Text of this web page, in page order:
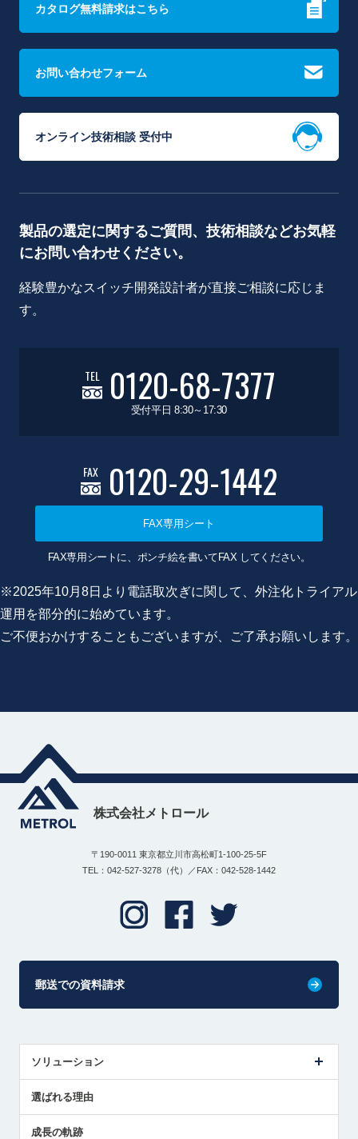
カタログ無料請求はこちら
お問い合わせフォーム
オンライン技術相談 受付中
製品の選定に関するご質問、技術相談などお気軽
にお問い合わせください。
経験豊かなスイッチ開発設計者が直接ご相談に応じま
す。
TEL 0120-68-7377
受付平日 8:30～17:30
FAX 0120-29-1442
FAX専用シート
FAX専用シートに、ポンチ絵を書いてFAX してください。
※2025年10月8日より電話取次ぎに関して、外注化トライアル
運用を部分的に始めています。
ご不便おかけすることもございますが、ご了承お願いします。
株式会社メトロール
〒190-0011 東京都立川市高松町1-100-25-5F
TEL：042-527-3278（代）／FAX：042-528-1442
郵送での資料請求
ソリューション
解決策提案
選ばれる理由
成長の軌跡